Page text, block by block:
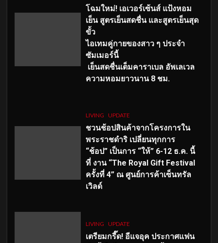
โฉมใหม่! เอเวอร์เซ้นส์ แป้งหอม
เย็น สูตรเย็นสดชื่น และสูตรเย็นสุด
ขั้ว
ไอเทมคู่กายของสาว ๆ ประจำ
ซัมเมอร์นี้
เย็นสดชื่นเต็มคาราเบล อัพเลเวล
ความหอมยาวนาน 8 ชม.
LIVING UPDATE
ชวนช้อปสินค้าจากโครงการใน
พระราชดำริ เปลี่ยนทุกการ
“ช้อป” เป็นการ “ให้” 6-12 ธ.ค. นี้
ที่ งาน “The Royal Gift Festival
ครั้งที่ 4” ณ ศูนย์การค้าเซ็นทรัล
เวิลด์
LIVING UPDATE
เตรียมกรี๊ด! อีแจอุค ประกาศแฟน